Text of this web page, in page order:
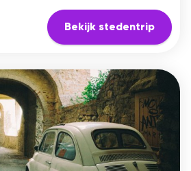
Bekijk stedentrip